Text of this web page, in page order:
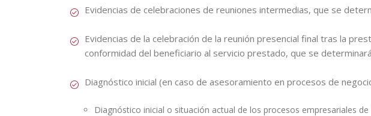
Evidencias de celebraciones de reuniones intermedias, que se
Evidencias de la celebración de la reunión presencial final tras la
conformidad del beneficiario al servicio prestado, que se
Diagnóstico inicial (en caso de asesoramiento en procesos de
Diagnóstico inicial o situación actual de los procesos empresariales de